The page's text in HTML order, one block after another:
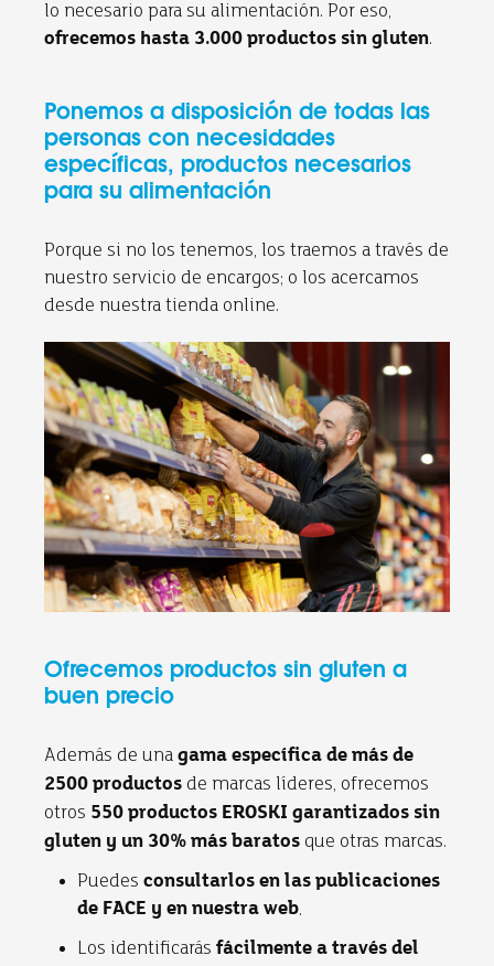
lo necesario para su alimentación. Por eso,
ofrecemos hasta 3.000 productos sin gluten.
Ponemos a disposición de todas las
personas con necesidades
específicas, productos necesarios
para su alimentación
Porque si no los tenemos, los traemos a través de
nuestro servicio de encargos; o los acercamos
desde nuestra tienda online.
Ofrecemos productos sin gluten a
buen precio
Además de una gama específica de más de
2500 productos de marcas líderes, ofrecemos
otros 550 productos EROSKI garantizados sin
gluten y un 30% más baratos que otras marcas.
Puedes consultarlos en las publicaciones
de FACE y en nuestra web.
Los identificarás fácilmente a través del